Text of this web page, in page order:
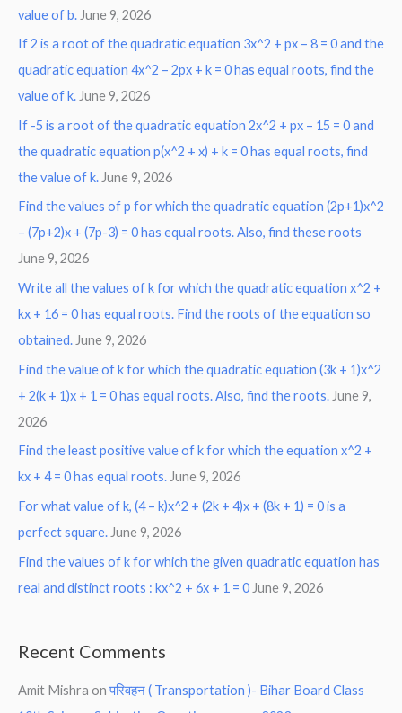
:value of b. June 9, 2026
If 2 is a root of the quadratic equation 3x^2 + px – 8 = 0 and the
quadratic equation 4x^2 – 2px + k = 0 has equal roots, find the
value of k. June 9, 2026
If -5 is a root of the quadratic equation 2x^2 + px – 15 = 0 and
the quadratic equation p(x^2 + x) + k = 0 has equal roots, find
the value of k. June 9, 2026
Find the values of p for which the quadratic equation (2p+1)x^2
– (7p+2)x + (7p-3) = 0 has equal roots. Also, find these roots
June 9, 2026
Write all the values of k for which the quadratic equation x^2 +
kx + 16 = 0 has equal roots. Find the roots of the equation so
obtained. June 9, 2026
Find the value of k for which the quadratic equation (3k + 1)x^2
+ 2(k + 1)x + 1 = 0 has equal roots. Also, find the roots. June 9,
2026
Find the least positive value of k for which the equation x^2 +
kx + 4 = 0 has equal roots. June 9, 2026
For what value of k, (4 – k)x^2 + (2k + 4)x + (8k + 1) = 0 is a
perfect square. June 9, 2026
Find the values of k for which the given quadratic equation has
real and distinct roots : kx^2 + 6x + 1 = 0 June 9, 2026
Recent Comments
Amit Mishra onपरिवहन ( Transportation )- Bihar Board Class